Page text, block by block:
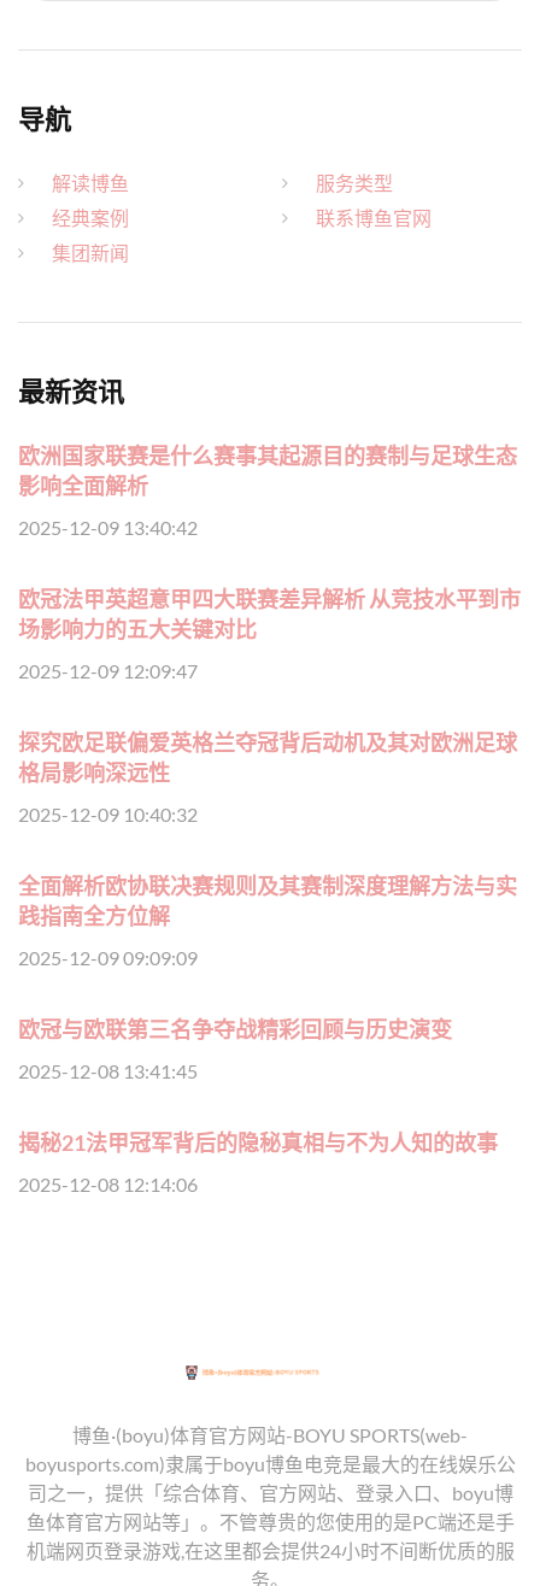
导航
解读博鱼
经典案例
集团新闻
服务类型
联系博鱼官网
最新资讯
欧洲国家联赛是什么赛事其起源目的赛制与足球生态
影响全面解析
2025-12-09 13:40:42
欧冠法甲英超意甲四大联赛差异解析 从竞技水平到市
场影响力的五大关键对比
2025-12-09 12:09:47
探究欧足联偏爱英格兰夺冠背后动机及其对欧洲足球
格局影响深远性
2025-12-09 10:40:32
全面解析欧协联决赛规则及其赛制深度理解方法与实
践指南全方位解
2025-12-09 09:09:09
欧冠与欧联第三名争夺战精彩回顾与历史演变
2025-12-08 13:41:45
揭秘21法甲冠军背后的隐秘真相与不为人知的故事
2025-12-08 12:14:06
博鱼·(boyu)体育官方网站-BOYU SPORTS(web-
boyusports.com)隶属于boyu博鱼电竞是最大的在线娱乐公
司之一，提供「综合体育、官方网站、登录入口、boyu博
鱼体育官方网站等」。不管尊贵的您使用的是PC端还是手
机端网页登录游戏,在这里都会提供24小时不间断优质的服
务。